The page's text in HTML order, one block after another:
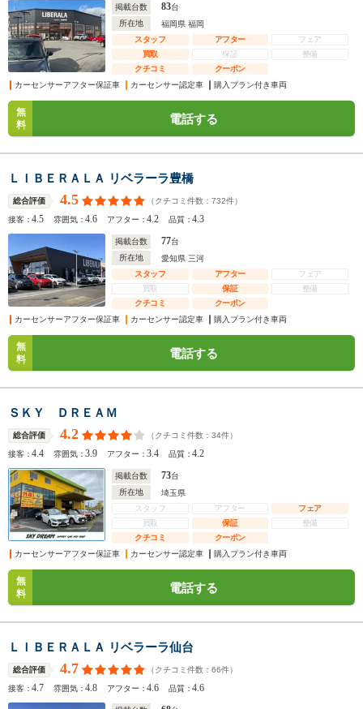
掲載台数 83台
所在地
福岡県 福岡
スタッフ
アフター
フェア
買取
保証
整備
クチコミ
クーポン
カーセンサーアフター保証車
カーセンサー認定車 購入プラン付き車両
無
料
電話する
ＬＩＢＥＲＡＬＡ リベラーラ豊橋
総合評価 4.5 （クチコミ件数： 732件）
接客：4.5 雰囲気：4.6 アフター：4.2 品質：4.3
掲載台数 77台
所在地
愛知県 三河
スタッフ
アフター
フェア
買取
保証
整備
クチコミ
クーポン
カーセンサーアフター保証車
カーセンサー認定車 購入プラン付き車両
無
料
電話する
ＳＫＹ ＤＲＥＡＭ
総合評価 4.2 （クチコミ件数： 34件）
接客：4.4 雰囲気：3.9 アフター：3.4 品質：4.2
掲載台数 73台
所在地
埼玉県
スタッフ
アフター
フェア
買取
保証
整備
クチコミ
クーポン
カーセンサーアフター保証車
カーセンサー認定車 購入プラン付き車両
無
料
電話する
ＬＩＢＥＲＡＬＡ リベラーラ仙台
総合評価 4.7 （クチコミ件数： 66件）
接客：4.7 雰囲気：4.8 アフター：4.6 品質：4.6